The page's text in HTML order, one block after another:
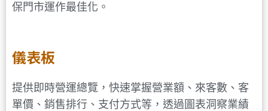
保門市運作最佳化。
儀表板
提供即時營運總覽，快速掌握營業額、來客數、客
單價、銷售排行、支付方式等，透過圖表洞察業績